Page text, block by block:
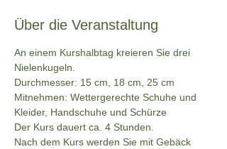
Über die Veranstaltung
An einem Kurshalbtag kreieren Sie drei
Nielenkugeln.
Durchmesser: 15 cm, 18 cm, 25 cm
Mitnehmen: Wettergerechte Schuhe und
Kleider, Handschuhe und Schürze
Der Kurs dauert ca. 4 Stunden.
Nach dem Kurs werden Sie mit Gebäck